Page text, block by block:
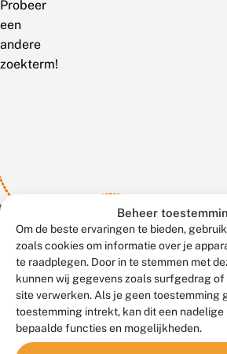
Beheer
Om de beste ervaringen te bieden,
zoals cookies om informatie over je
te raadplegen. Door in te stemmen met
kunnen wij gegevens zoals surfgedrag of
site verwerken. Als je geen toestemming
toestemming intrekt, kan dit een nadelige
bepaalde functies en mogelijkheden.
Probeer
een
andere
zoekterm!
Contact
Meld waarnemingen
© 2026
Duurzaam ontwikkeld door
Go2People
Blue Field Agency
Privacy
Disclaimer